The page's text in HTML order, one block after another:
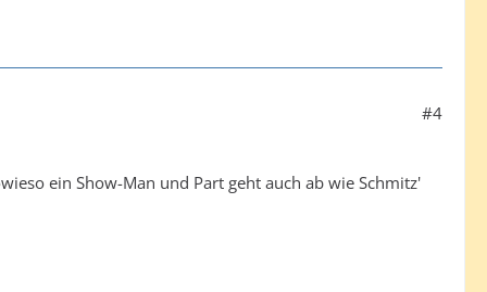
#4
ein Show-Man und Part geht auch ab wie Schmitz'